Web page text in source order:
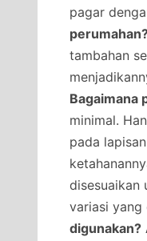
pagar
tambahan
Bagaimana
minimal.
pada
disesuaikan
variasi yang
digunakan?